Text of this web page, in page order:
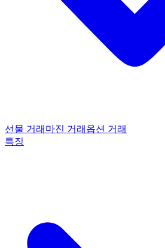
선물 거래 마진 거래 옵션 거래
특징